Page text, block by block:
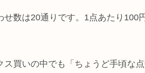
せ数は20通りです。1点あたり100
買いの中でも「ちょうど手頃な